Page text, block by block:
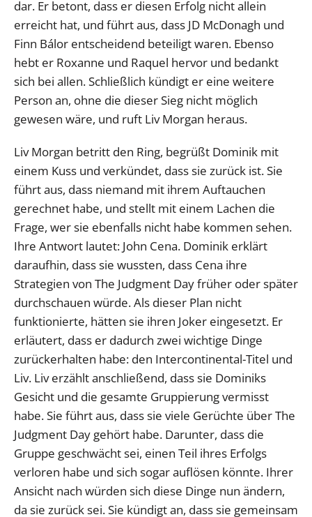
dar. Er betont, dass er diesen Erfolg nicht allein
erreicht hat, und führt aus, dass JD McDonagh und
Finn Bálor entscheidend beteiligt waren. Ebenso
hebt er Roxanne und Raquel hervor und bedankt
sich bei allen. Schließlich kündigt er eine weitere
Person an, ohne die dieser Sieg nicht möglich
gewesen wäre, und ruft Liv Morgan heraus.
Liv Morgan betritt den Ring, begrüßt Dominik mit
einem Kuss und verkündet, dass sie zurück ist. Sie
führt aus, dass niemand mit ihrem Auftauchen
gerechnet habe, und stellt mit einem Lachen die
Frage, wer sie ebenfalls nicht habe kommen sehen.
Ihre Antwort lautet: John Cena. Dominik erklärt
daraufhin, dass sie wussten, dass Cena ihre
Strategien von The Judgment Day früher oder später
durchschauen würde. Als dieser Plan nicht
funktionierte, hätten sie ihren Joker eingesetzt. Er
erläutert, dass er dadurch zwei wichtige Dinge
zurückerhalten habe: den Intercontinental-Titel und
Liv. Liv erzählt anschließend, dass sie Dominiks
Gesicht und die gesamte Gruppierung vermisst
habe. Sie führt aus, dass sie viele Gerüchte über The
Judgment Day gehört habe. Darunter, dass die
Gruppe geschwächt sei, einen Teil ihres Erfolgs
verloren habe und sich sogar auflösen könnte. Ihrer
Ansicht nach würden sich diese Dinge nun ändern,
da sie zurück sei. Sie kündigt an, dass sie gemeinsam